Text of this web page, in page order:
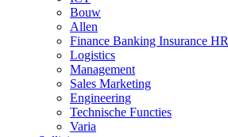
Bouw
Allen
Finance Banking Insurance HR
Logistics
Management
Sales Marketing
Engineering
Technische Functies
Varia